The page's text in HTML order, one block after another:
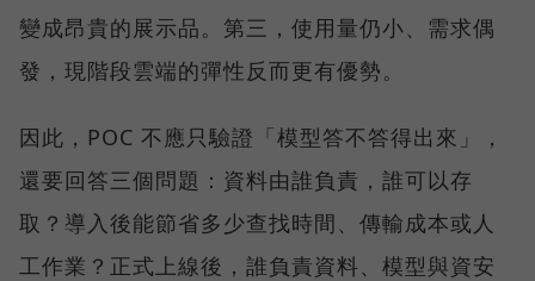
變成昂貴的展示品。第三，使用量仍小、需求偶
發，現階段雲端的彈性反而更有優勢。
因此，POC 不應只驗證「模型答不答得出來」，
還要回答三個問題：資料由誰負責，誰可以存
取？導入後能節省多少查找時間、傳輸成本或人
工作業？正式上線後，誰負責資料、模型與資安